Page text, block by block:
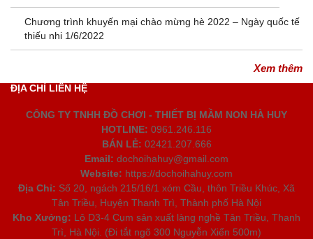
Chương trình khuyến mại chào mừng hè 2022 – Ngày quốc tế
thiếu nhi 1/6/2022
Xem thêm
ĐỊA CHỈ LIÊN HỆ
CÔNG TY TNHH ĐỒ CHƠI - THIẾT BỊ MẦM NON HÀ HUY
HOTLINE: 0961.246.116
BÁN LẺ: 02421.207.666
Email: dochoihahuy@gmail.com
Website: https://dochoihahuy.com
Địa Chỉ: Số 20, ngách 215/16/1 xóm Cầu, thôn Triều Khúc, Xã
Tân Triều, Huyện Thanh Trì, Thành phố Hà Nội
Kho Xưởng: Lô D3-4 Cụm sản xuất làng nghề Tân Triều, Thanh
Trì, Hà Nội. (Đi tắt ngõ 300 Nguyễn Xiển 500m)